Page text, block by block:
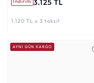
İndirim 3.125 TL
1.120 TL x 3 taksit
AYNI GÜN KARGO